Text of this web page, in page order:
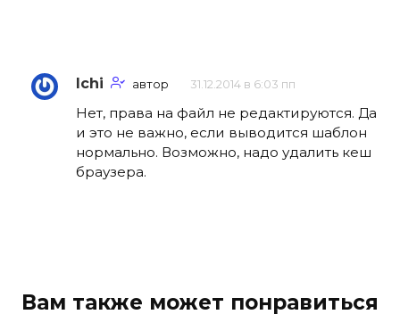
Ichi автор 31.12.2014 в 6:03 пп
Нет, права на файл не редактируются. Да
и это не важно, если выводится шаблон
нормально. Возможно, надо удалить кеш
браузера.
Вам также может понравиться